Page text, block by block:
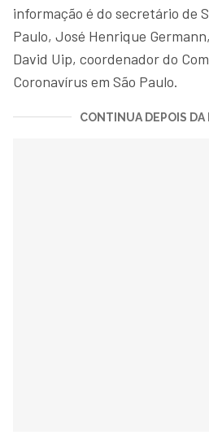
informação é do secretário de
Paulo, José Henrique
David Uip, coordenador do
Coronavírus em São Paulo.
CONTINUA DEPOIS DA